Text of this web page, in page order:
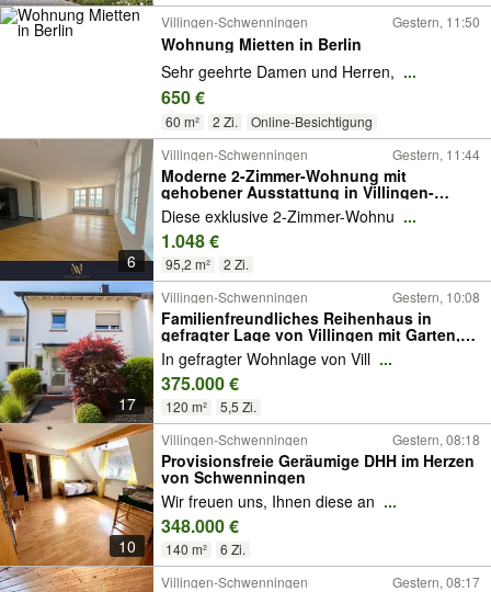
Villingen-Schwenningen
Gestern, 11:50
Wohnung Mietten in Berlin
Sehr geehrte Damen und Herren, ...
650 €
60 m² 2 Zi. Online-Besichtigung
6
Villingen-Schwenningen Gestern, 11:44
Moderne 2-Zimmer-Wohnung mit
gehobener Ausstattung in Villingen-
Schwenningen
Diese exklusive 2-Zimmer-Wohnu ...
1.048 €
95,2 m² 2 Zi.
17
Villingen-Schwenningen Gestern, 10:08
Familienfreundliches Reihenhaus in
gefragter Lage von Villingen mit Garten,
Dachstudio, 2 x Garage, Keller und
moderner Heizung mit Solaranlage
In gefragter Wohnlage von Vill ...
375.000 €
120 m² 5,5 Zi.
10
Villingen-Schwenningen Gestern, 08:18
Provisionsfreie Geräumige DHH im Herzen
von Schwenningen
Wir freuen uns, Ihnen diese an ...
348.000 €
140 m² 6 Zi.
Villingen-Schwenningen Gestern, 08:17